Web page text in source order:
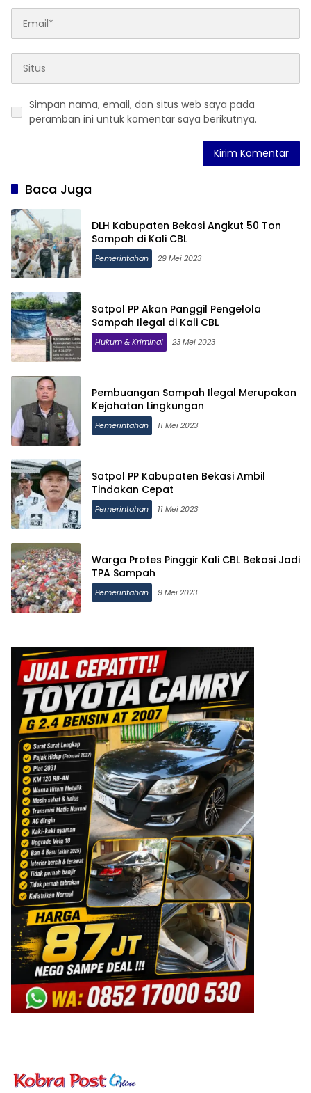
Simpan nama, email, dan situs web saya pada
peramban ini untuk komentar saya berikutnya.
Baca Juga
DLH Kabupaten Bekasi Angkut 50 Ton
Sampah di Kali CBL
Pemerintahan 29 Mei 2023
Satpol PP Akan Panggil Pengelola
Sampah Ilegal di Kali CBL
Hukum & Kriminal 23 Mei 2023
Pembuangan Sampah Ilegal Merupakan
Kejahatan Lingkungan
Pemerintahan 11 Mei 2023
Satpol PP Kabupaten Bekasi Ambil
Tindakan Cepat
Pemerintahan 11 Mei 2023
Warga Protes Pinggir Kali CBL Bekasi Jadi
TPA Sampah
Pemerintahan 9 Mei 2023